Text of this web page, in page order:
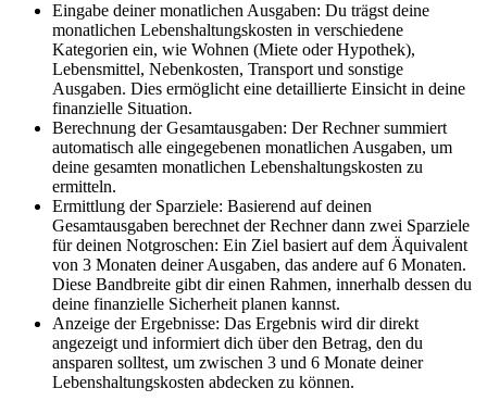
Eingabe deiner monatlichen Ausgaben: Du trägst deine
monatlichen Lebenshaltungskosten in verschiedene
Kategorien ein, wie Wohnen (Miete oder Hypothek),
Lebensmittel, Nebenkosten, Transport und sonstige
Ausgaben. Dies ermöglicht eine detaillierte Einsicht in deine
finanzielle Situation.
Berechnung der Gesamtausgaben: Der Rechner summiert
automatisch alle eingegebenen monatlichen Ausgaben, um
deine gesamten monatlichen Lebenshaltungskosten zu
ermitteln.
Ermittlung der Sparziele: Basierend auf deinen
Gesamtausgaben berechnet der Rechner dann zwei Sparziele
für deinen Notgroschen: Ein Ziel basiert auf dem Äquivalent
von 3 Monaten deiner Ausgaben, das andere auf 6 Monaten.
Diese Bandbreite gibt dir einen Rahmen, innerhalb dessen du
deine finanzielle Sicherheit planen kannst.
Anzeige der Ergebnisse: Das Ergebnis wird dir direkt
angezeigt und informiert dich über den Betrag, den du
ansparen solltest, um zwischen 3 und 6 Monate deiner
Lebenshaltungskosten abdecken zu können.